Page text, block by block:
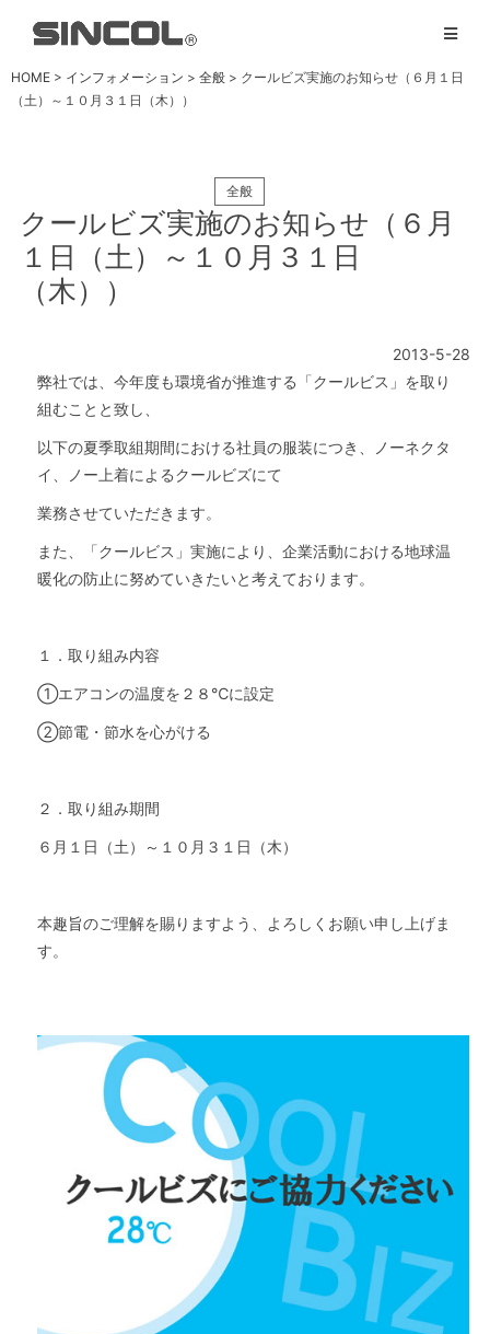
HOME > インフォメーション > 全般 > クールビズ実施のお知らせ（６月１日
（土）～１０月３１日（木））
全般
クールビズ実施のお知らせ（６月
１日（土）～１０月３１日
（木））
2013-5-28
弊社では、今年度も環境省が推進する「クールビス」を取り
組むことと致し、
以下の夏季取組期間における社員の服装につき、ノーネクタ
イ、ノー上着によるクールビズにて
業務させていただきます。
また、「クールビス」実施により、企業活動における地球温
暖化の防止に努めていきたいと考えております。
１．取り組み内容
①エアコンの温度を２８℃に設定
②節電・節水を心がける
２．取り組み期間
６月１日（土）～１０月３１日（木）
本趣旨のご理解を賜りますよう、よろしくお願い申し上げま
す。